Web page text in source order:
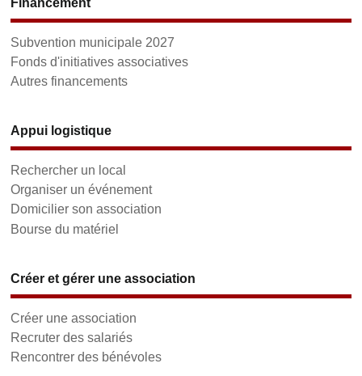
Subvention municipale 2027
Fonds d'initiatives associatives
Autres financements
Appui logistique
Rechercher un local
Organiser un événement
Domicilier son association
Bourse du matériel
Créer et gérer une association
Créer une association
Recruter des salariés
Rencontrer des bénévoles